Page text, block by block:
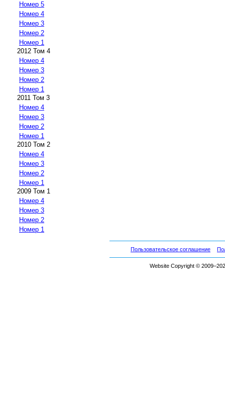
Номер 5
Номер 4
Номер 3
Номер 2
Номер 1
2012 Том 4
Номер 4
Номер 3
Номер 2
Номер 1
2011 Том 3
Номер 4
Номер 3
Номер 2
Номер 1
2010 Том 2
Номер 4
Номер 3
Номер 2
Номер 1
2009 Том 1
Номер 4
Номер 3
Номер 2
Номер 1
Пользовательское соглашение
Website Copyright ©